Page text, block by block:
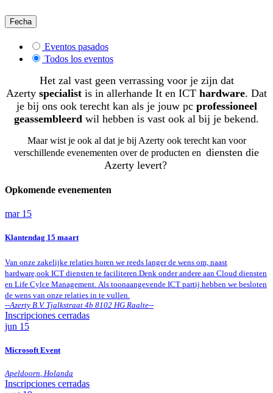
Fecha
Eventos pasados
Todos los eventos
Het zal vast geen verrassing voor je zijn dat
Azerty specialist is in allerhande It en ICT hardware. Dat
je bij ons ook terecht kan als je jouw pc professioneel
geassembleerd wil hebben is vast ook al bij je bekend.
Maar wist je ook al dat je bij Azerty ook terecht kan voor
verschillende evenementen over de producten en diensten die
Azerty levert?
Opkomende evenementen
mar 15
Klantendag 15 maart
Van onze zakelijke relaties horen we reeds langer de wens om, naast
hardware,ook ICT diensten te faciliteren.Denk onder andere aan Cloud diensten
en Life Cylce Management. Als toonaangevende ICT partij hebben we besloten
de wens van onze relaties in te vullen.
--Azerty B.V. Tjalkstraat 4b 8102 HG Raalte--
Inscripciones cerradas
jun 15
Microsoft Event
Apeldoorn, Holanda
Inscripciones cerradas